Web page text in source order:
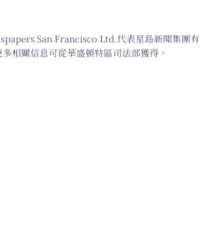
San Francisco Ltd.代表星島新聞集團有
相關信息可從華盛頓特區司法部獲得。